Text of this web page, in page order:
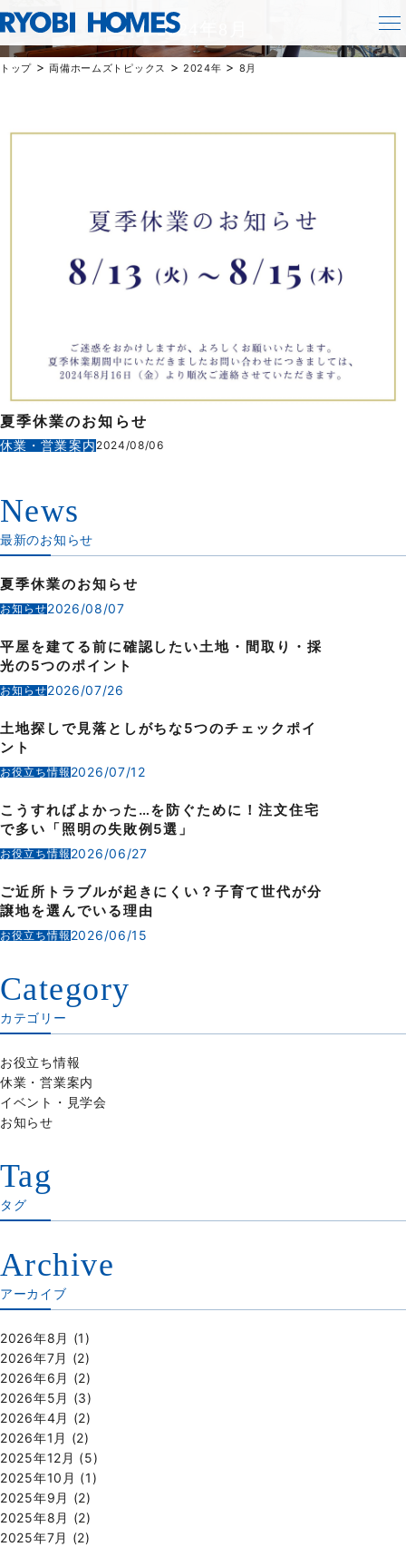
TOPICS
2024年8月
トップ >両備ホームズトピックス > 2024年 > 8月
夏季休業のお知らせ
休業・営業案内 2024/08/06
News
最新のお知らせ
夏季休業のお知らせ
お知らせ2026/08/07
平屋を建てる前に確認したい土地・間取り・採
光の5つのポイント
お知らせ2026/07/26
土地探しで見落としがちな5つのチェックポイ
ント
お役立ち情報2026/07/12
こうすればよかった…を防ぐために！注文住宅
で多い「照明の失敗例5選」
お役立ち情報2026/06/27
ご近所トラブルが起きにくい？子育て世代が分
譲地を選んでいる理由
お役立ち情報2026/06/15
Category
カテゴリー
お役立ち情報
休業・営業案内
イベント・見学会
お知らせ
Tag
タグ
Archive
アーカイブ
2026年8月 (1)
2026年7月 (2)
2026年6月 (2)
2026年5月 (3)
2026年4月 (2)
2026年1月 (2)
2025年12月 (5)
2025年10月 (1)
2025年9月 (2)
2025年8月 (2)
2025年7月 (2)